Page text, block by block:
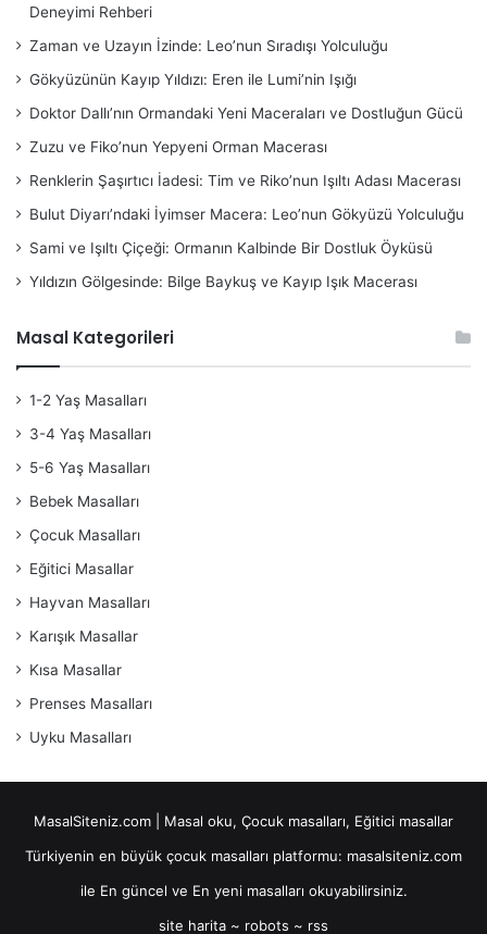
Deneyimi Rehberi
Zaman ve Uzayın İzinde: Leo’nun Sıradışı Yolculuğu
Gökyüzünün Kayıp Yıldızı: Eren ile Lumi’nin Işığı
Doktor Dallı’nın Ormandaki Yeni Maceraları ve Dostluğun Gücü
Zuzu ve Fiko’nun Yepyeni Orman Macerası
Renklerin Şaşırtıcı İadesi: Tim ve Riko’nun Işıltı Adası Macerası
Bulut Diyarı’ndaki İyimser Macera: Leo’nun Gökyüzü Yolculuğu
Sami ve Işıltı Çiçeği: Ormanın Kalbinde Bir Dostluk Öyküsü
Yıldızın Gölgesinde: Bilge Baykuş ve Kayıp Işık Macerası
Masal Kategorileri
1-2 Yaş Masalları
3-4 Yaş Masalları
5-6 Yaş Masalları
Bebek Masalları
Çocuk Masalları
Eğitici Masallar
Hayvan Masalları
Karışık Masallar
Kısa Masallar
Prenses Masalları
Uyku Masalları
MasalSiteniz.com | Masal oku, Çocuk masalları, Eğitici masallar
Türkiyenin en büyük çocuk masalları platformu: masalsiteniz.com
ile En güncel ve En yeni masalları okuyabilirsiniz.
site harita ~ robots ~ rss